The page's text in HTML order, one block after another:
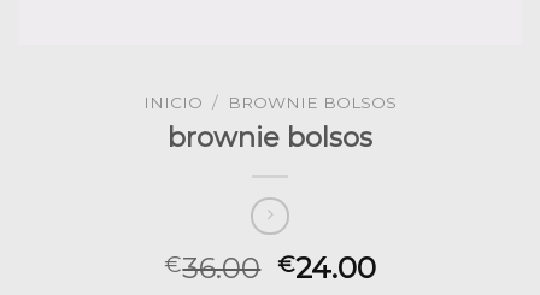
INICIO / BROWNIE BOLSOS
brownie bolsos
€36.00 €24.00